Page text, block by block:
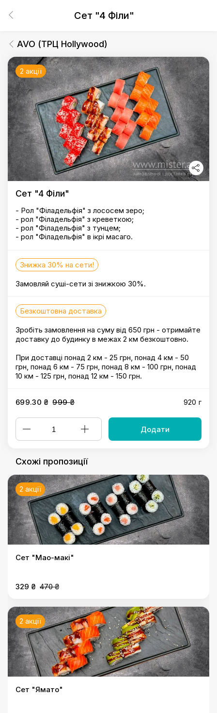
Сет "4 Філи"
AVO (ТРЦ Hollywood)
2 акції
Сет "4 Філи"
- Рол "Філадельфія" з лососем зеро;
- рол "Філадельфія" з креветкою;
- рол "Філадельфія" з тунцем;
- рол "Філадельфія" в ікрі масаго.
Знижка 30% на сети!
Замовляй суші-сети зі знижкою 30%.
Безкоштовна доставка
Зробіть замовлення на суму від 650 грн - отримайте
доставку до будинку в межах 2 км безкоштовно.
При доставці понад 2 км - 25 грн, понад 4 км - 50
грн, понад 6 км - 75 грн, понад 8 км - 100 грн, понад
10 км - 125 грн, понад 12 км - 150 грн.
699.30 ₴ 999 ₴ 920 г
Додати
Схожі пропозиції
2 акції
Сет "Мао-макі"
329 ₴ 470 ₴
2 акції
Сет "Ямато"